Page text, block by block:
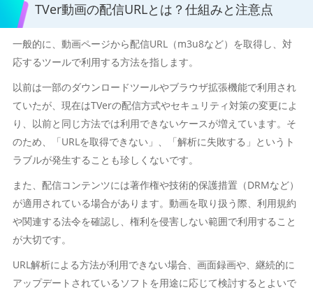
TVer動画の配信URLとは？仕組みと注意点
一般的に、動画ページから配信URL（m3u8など）を取得し、対
応するツールで利用する方法を指します。
以前は一部のダウンロードツールやブラウザ拡張機能で利用され
ていたが、現在はTVerの配信方式やセキュリティ対策の変更によ
り、以前と同じ方法では利用できないケースが増えています。そ
のため、「URLを取得できない」、「解析に失敗する」というト
ラブルが発生することも珍しくないです。
また、配信コンテンツには著作権や技術的保護措置（DRMなど）
が適用されている場合があります。動画を取り扱う際、利用規約
や関連する法令を確認し、権利を侵害しない範囲で利用すること
が大切です。
URL解析による方法が利用できない場合、画面録画や、継続的に
アップデートされているソフトを用途に応じて検討するとよいで